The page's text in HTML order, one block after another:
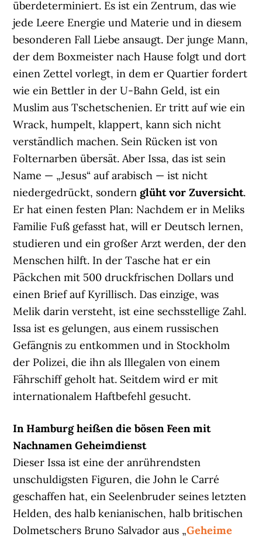
überdeterminiert. Es ist ein Zentrum, das wie
jede Leere Energie und Materie und in diesem
besonderen Fall Liebe ansaugt. Der junge Mann,
der dem Boxmeister nach Hause folgt und dort
einen Zettel vorlegt, in dem er Quartier fordert
wie ein Bettler in der U-Bahn Geld, ist ein
Muslim aus Tschetschenien. Er tritt auf wie ein
Wrack, humpelt, klappert, kann sich nicht
verständlich machen. Sein Rücken ist von
Folternarben übersät. Aber Issa, das ist sein
Name — „Jesus“ auf arabisch — ist nicht
niedergedrückt, sondernglüht vor Zuversicht.
Er hat einen festen Plan: Nachdem er in Meliks
Familie Fuß gefasst hat, will er Deutsch lernen,
studieren und ein großer Arzt werden, der den
Menschen hilft. In der Tasche hat er ein
Päckchen mit 500 druckfrischen Dollars und
einen Brief auf Kyrillisch. Das einzige, was
Melik darin versteht, ist eine sechsstellige Zahl.
Issa ist es gelungen, aus einem russischen
Gefängnis zu entkommen und in Stockholm
der Polizei, die ihn als Illegalen von einem
Fährschiff geholt hat. Seitdem wird er mit
internationalem Haftbefehl gesucht.
In Hamburg heißen die bösen Feen mit
Nachnamen Geheimdienst
Dieser Issa ist eine der anrührendsten
unschuldigsten Figuren, die John le Carré
geschaffen hat, ein Seelenbruder seines letzten
Helden, des halb kenianischen, halb britischen
Dolmetschers Bruno Salvador aus „Geheime